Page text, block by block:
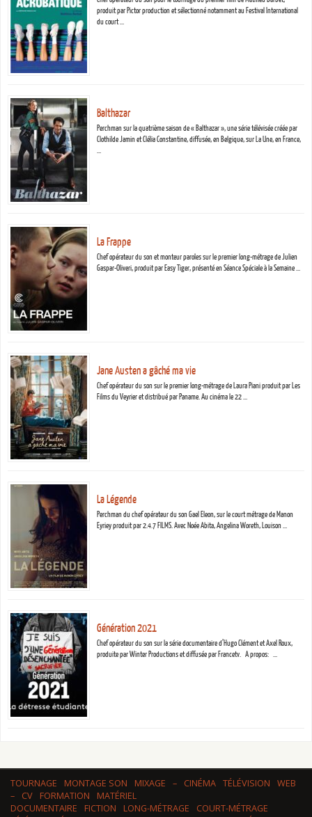
produit par Pictor production et sélectionné notamment au Festival International
du court …
Balthazar
Perchman sur la quatrième saison de « Balthazar », une série télévisée créée par
Clothilde Jamin et Clélia Constantine, diffusée, en Belgique, sur La Une, en France,
…
La Frappe
Chef opérateur du son et monteur paroles sur le premier long-métrage de Julien
Gaspar-Oliveri, produit par Easy Tiger, présenté en Séance Spéciale à la Semaine …
Jane Austen a gâché ma vie
Chef opérateur du son sur le premier long-métrage de Laura Piani produit par Les
Films du Veyrier et distribué par Paname. Au cinéma le 22 …
La Légende
Perchman du chef opérateur du son Gael Eleon, sur le court métrage de Manon
Eyriey produit par 2.4.7 FILMS. Avec Noée Abita, Angelina Woreth, Louison …
Génération 2021
Chef opérateur du son sur la série documentaire d’Hugo Clément et Axel Roux,
produite par Winter Productions et diffusée par Francetv. A propos: …
TOURNAGE MONTAGE SON MIXAGE – CINÉMA TÉLÉVISION
WEB
–
CV FORMATION
MATÉRIEL
DOCUMENTAIRE
FICTION LONG-MÉTRAGE
COURT-MÉTRAGE